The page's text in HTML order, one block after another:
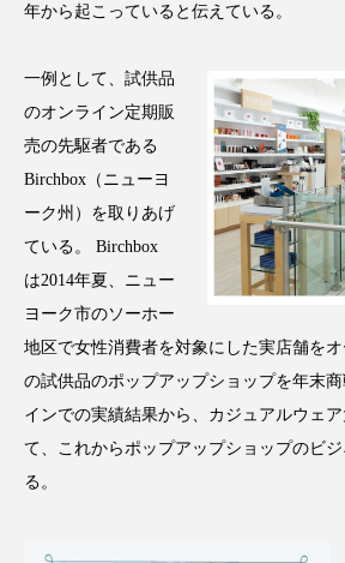
インタビュー インナービューテ
インナービューティーアワード2025受
ウェアラブルデバイス ウェル
ウェルビーイング エイジング
エクソソーム オーガニック
カウンセラー
クルエルティフリー クレンジ
年から起こっていると伝えている。
一例として、試供品
のオンライン定期販
売の先駆者である
Birchbox（ニューヨ
ーク州）を取りあげ
ている。 Birchbox
は2014年夏、ニュー
ヨーク市のソーホー
地区で女性消費者を対象にした実店舗を
の試供品のポップアップショップを年末
インでの実績結果から、カジュアルウェ
て、これからポップアップショップのビ
る。